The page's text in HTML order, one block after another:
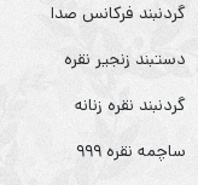
گردنبند فرکانس صدا
دستبند زنجیر نقره
گردنبند نقره زنانه
ساچمه نقره ۹۹۹